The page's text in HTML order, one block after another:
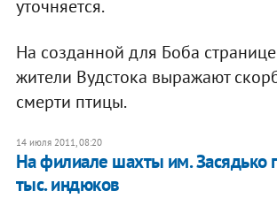
уточняется.
На созданной для Боба
жители Вудстока выражают
смерти птицы.
14 июля 2011, 08:20
На филиале шахты им. Засядько
тыс. индюков